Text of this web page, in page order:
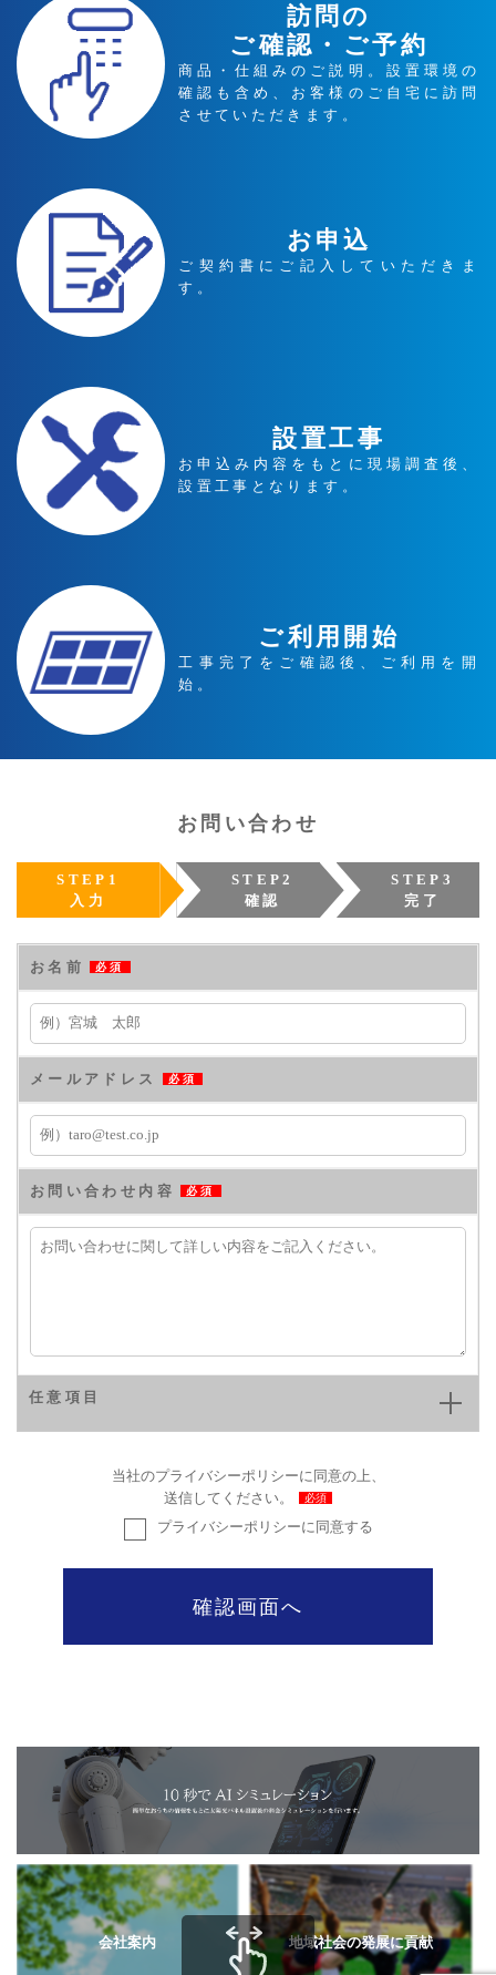
訪問の
ご確認・ご予約
商品・仕組みのご説明。設置環境の
確認も含め、お客様のご自宅に訪問
させていただきます。
お申込
ご契約書にご記入していただきま
す。
設置工事
お申込み内容をもとに現場調査後、
設置工事となります。
ご利用開始
工事完了をご確認後、ご利用を開
始。
お問い合わせ
STEP1
入力
STEP2
確認
STEP3
完了
お名前 必須
メールアドレス 必須
お問い合わせ内容 必須
任意項目
当社のプライバシーポリシーに同意の上、
送信してください。
必須
プライバシーポリシーに同意する
会社案内 地域社会の発展に貢献